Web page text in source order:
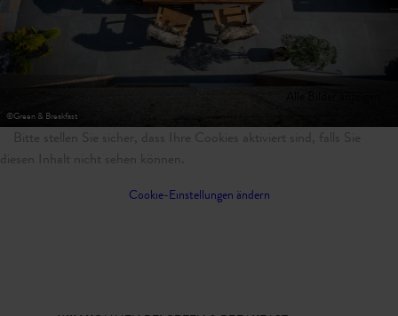
©Green & Breakfast
Bitte stellen Sie sicher, dass Ihre Cookies aktiviert sind, falls Sie
diesen Inhalt nicht sehen können.
Cookie-Einstellungen ändern